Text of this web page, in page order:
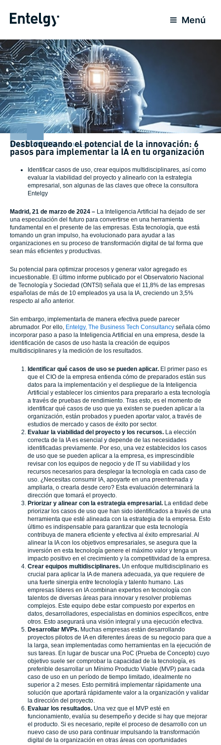
Menú
SALA DE PRENSA 21 Marzo 2024
Desbloqueando el potencial de la innovación: 6
pasos para implementar la IA en tu organización
Identificar casos de uso, crear equipos multidisciplinares, así como
evaluar la viabilidad del proyecto y alinearlo con la estrategia
empresarial, son algunas de las claves que ofrece la consultora
Entelgy
Madrid, 21 de marzo de 2024 – La Inteligencia Artificial ha dejado de ser
una especulación del futuro para convertirse en una herramienta
fundamental en el presente de las empresas. Esta tecnología, que está
tomando un gran impulso, ha evolucionado para ayudar a las
organizaciones en su proceso de transformación digital de tal forma que
sean más eficientes y productivas.
Su potencial para optimizar procesos y generar valor agregado es
incuestionable. El último informe publicado por el Observatorio Nacional
de Tecnología y Sociedad (ONTSI) señala que el 11,8% de las empresas
españolas de más de 10 empleados ya usa la IA, creciendo un 3,5%
respecto al año anterior.
Sin embargo, implementarla de manera efectiva puede parecer
abrumador. Por ello, Entelgy, The Business Tech Consultancy señala cómo
incorporar paso a paso la Inteligencia Artificial en una empresa, desde la
identificación de casos de uso hasta la creación de equipos
multidisciplinares y la medición de los resultados.
Identificar qué casos de uso se pueden aplicar. El primer paso es
que el CIO de la empresa entienda cómo de preparados están sus
datos para la implementación y el despliegue de la Inteligencia
Artificial y establecer los cimientos para prepararlo a esta tecnología
a través de pruebas de rendimiento. Tras esto, es el momento de
identificar qué casos de uso que ya existen se pueden aplicar a la
organización, están probados y pueden aportar valor, a través de
estudios de mercado y casos de éxito por sector.
Evaluar la viabilidad del proyecto y los recursos. La elección
correcta de la IA es esencial y depende de las necesidades
identificadas previamente. Por eso, una vez establecidos los casos
de uso que se pueden aplicar a la empresa, es imprescindible
revisar con los equipos de negocio y de IT su viabilidad y los
recursos necesarios para desplegar la tecnología en cada caso de
uso. ¿Necesitas consumir IA, apoyarte en una preentrenada y
ampliarla, o crearla desde cero? Esta evaluación determinará la
dirección que tomará el proyecto.
Priorizar y alinear con la estrategia empresarial. La entidad debe
priorizar los casos de uso que han sido identificados a través de una
herramienta que esté alineada con la estrategia de la empresa. Esto
último es indispensable para garantizar que esta tecnología
contribuya de manera eficiente y efectiva al éxito empresarial. Al
alinear la IA con los objetivos empresariales, se asegura que la
inversión en esta tecnología genere el máximo valor y tenga un
impacto positivo en el crecimiento y la competitividad de la empresa.
Crear equipos multidisciplinares. Un enfoque multidisciplinario es
crucial para aplicar la IA de manera adecuada, ya que requiere de
una fuerte sinergia entre tecnología y talento humano. Las
empresas líderes en IA combinan expertos en tecnología con
talentos de diversas áreas para innovar y resolver problemas
complejos. Este equipo debe estar compuesto por expertos en
datos, desarrolladores, especialistas en dominios específicos, entre
otros. Esto asegurará una visión integral y una ejecución efectiva.
Desarrollar MVPs. Muchas empresas están desarrollando
proyectos pilotos de IA en diferentes áreas de su negocio para que a
la larga, sean implementadas como herramientas en la ejecución de
sus tareas. En lugar de buscar una PoC (Prueba de Concepto) cuyo
objetivo suele ser comprobar la capacidad de la tecnología, es
preferible desarrollar un Mínimo Producto Viable (MVP) para cada
caso de uso en un período de tiempo limitado, idealmente no
superior a 2 meses. Esto permitirá implementar rápidamente una
solución que aportará rápidamente valor a la organización y validar
la dirección del proyecto.
Evaluar los resultados. Una vez que el MVP esté en
funcionamiento, evalúa su desempeño y decide si hay que mejorar
el producto. Si es necesario, repite el proceso de desarrollo con un
nuevo caso de uso para continuar impulsando la transformación
digital de la organización en otras áreas con oportunidades